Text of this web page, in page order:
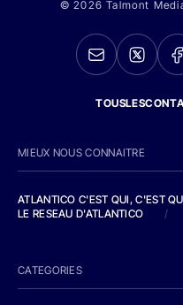
© 2026 Talmont
MIEUX NOUS CONNAITRE
ATLANTICO C'EST QUI, C'EST
LE RESEAU D'ATLANTICO
/
CATEGORIES